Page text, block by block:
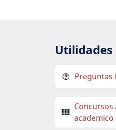
Utilidades
Preguntas
Concursos
academico